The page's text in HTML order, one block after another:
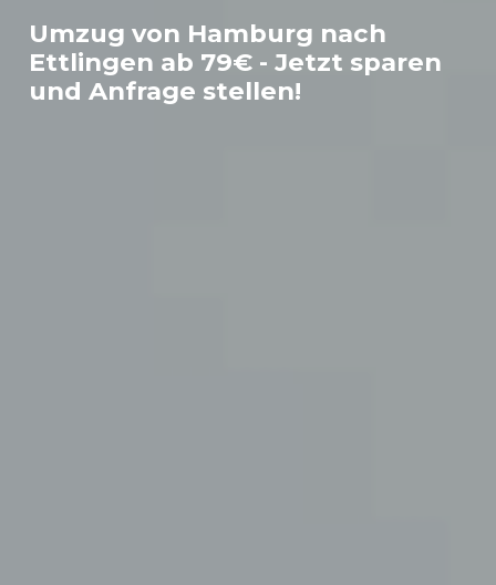
Umzug von Hamburg nach
Ettlingen ab 79€ - Jetzt sparen
und Anfrage stellen!